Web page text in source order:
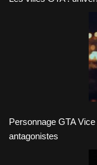
Personnage GTA
antagonistes